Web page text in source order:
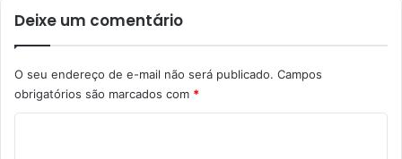
Deixe um comentário
O seu endereço de e-mail não será publicado. Campos
obrigatórios são marcados com *